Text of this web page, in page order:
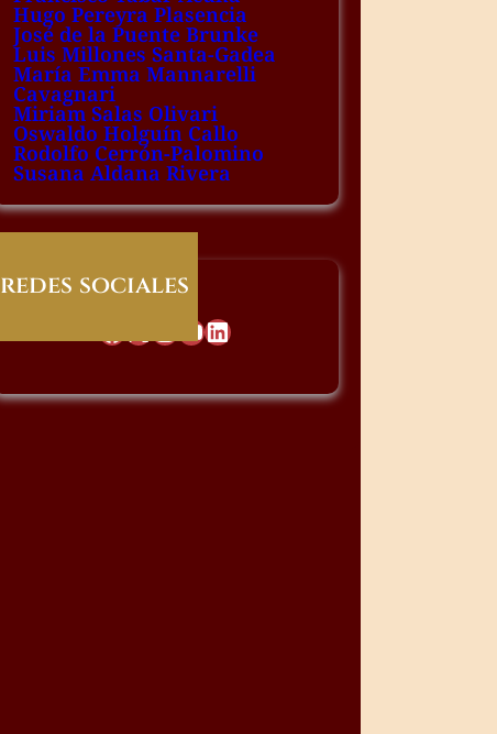
Hugo Pereyra Plasencia
José de la Puente Brunke
Luis Millones Santa-Gadea
María Emma Mannarelli
Cavagnari
Miriam Salas Olivari
Oswaldo Holguín Callo
Rodolfo Cerrón-Palomino
Susana Aldana Rivera
redes sociales
FacebookInstagram
YouTube
LinkedIn